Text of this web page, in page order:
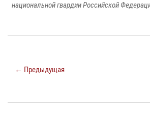
национальной гвардии Российской
← Предыдущая